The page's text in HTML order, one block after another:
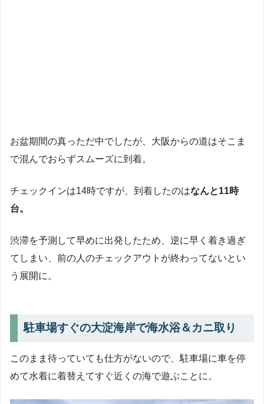
お盆期間の真っただ中でしたが、大阪からの道はそこま
で混んでおらずスムーズに到着。
チェックインは14時ですが、到着したのはなんと11時
台。
渋滞を予測して早めに出発したため、逆に早く着き過ぎ
てしまい、前の人のチェックアウトが終わってないとい
う展開に。
駐車場すぐの大淀海岸で海水浴＆カニ取り
このまま待っていても仕方がないので、駐車場に車を停
めて水着に着替えてすぐ近くの海で遊ぶことに。